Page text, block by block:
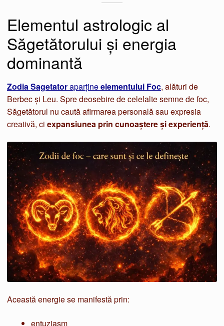
Elementul astrologic al
Săgetătorului și energia
dominantă
Zodia Sagetatoraparțineelementului Foc, alături de
Berbec și Leu. Spre deosebire de celelalte semne de foc,
Săgetătorul nu caută afirmarea personală sau expresia
creativă, ci expansiunea prin cunoaștere și experiență.
Această energie se manifestă prin:
entuziasm